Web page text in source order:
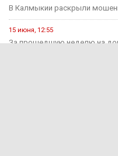
В Калмыкии раскрыли
15 июня, 12:55
За прошедшую неделю на